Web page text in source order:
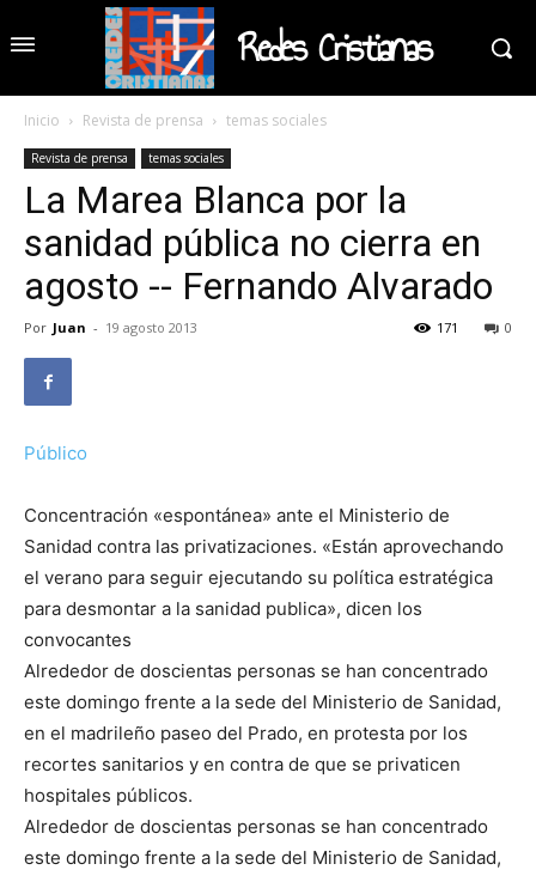
Redes Cristianas
Inicio Revista de prensa temas sociales
Revista de prensa temas sociales
La Marea Blanca por la
sanidad pública no cierra en
agosto -- Fernando Alvarado
Por Juan - 19 agosto 2013 0
171
Público
Concentración «espontánea» ante el Ministerio de
Sanidad contra las privatizaciones. «Están aprovechando
el verano para seguir ejecutando su política estratégica
para desmontar a la sanidad publica», dicen los
convocantes
Alrededor de doscientas personas se han concentrado
este domingo frente a la sede del Ministerio de Sanidad,
en el madrileño paseo del Prado, en protesta por los
recortes sanitarios y en contra de que se privaticen
hospitales públicos.
Alrededor de doscientas personas se han concentrado
este domingo frente a la sede del Ministerio de Sanidad,